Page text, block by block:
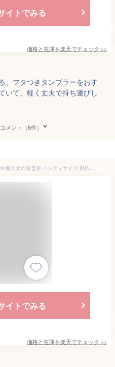
イトでみる
価格と在庫を楽天でチェック >>
、フタつきタンブラーをおす
いて、軽く丈夫で持ち運びし
メント（6件）
Hunu 折り畳み式タンブラー 592ml 輸入元の直営店 ベンティサイズ 対応 折り畳みマイボトル マイタンブラー ビギー グランデサイズ 対応 ポータブルカップ コップ フタ付き SDGs サステナブル シリコン製【ギフトラッピング可】Simpex シンペックス
イトでみる
価格と在庫を楽天でチェック >>